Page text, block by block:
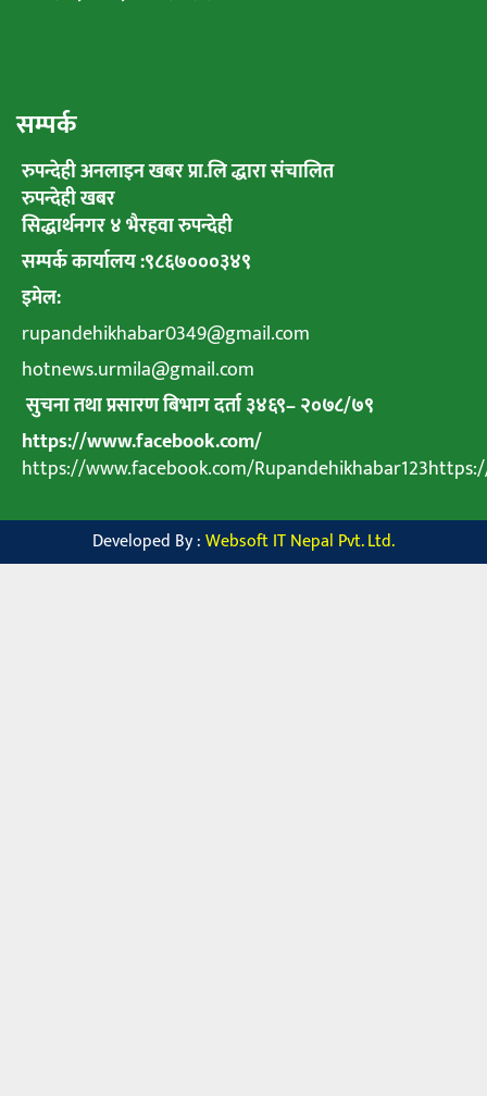
सम्पर्क
रुपन्देही अनलाइन खबर प्रा.लि द्धारा संचालित
रुपन्देही खबर
सिद्धार्थनगर ४ भैरहवा रुपन्देही
सम्पर्क कार्यालय :९८६७०००३४९
इमेल:
rupandehikhabar0349@gmail.com
hotnews.urmila@gmail.com
सुचना तथा प्रसारण बिभाग दर्ता ३४६९–२०७८/७९
https://www.facebook.com/
https://www.facebook.com/
Developed By :Websoft IT Nepal Pvt. Ltd.